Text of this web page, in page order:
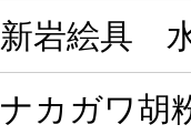
新岩絵具
ナカガワ胡